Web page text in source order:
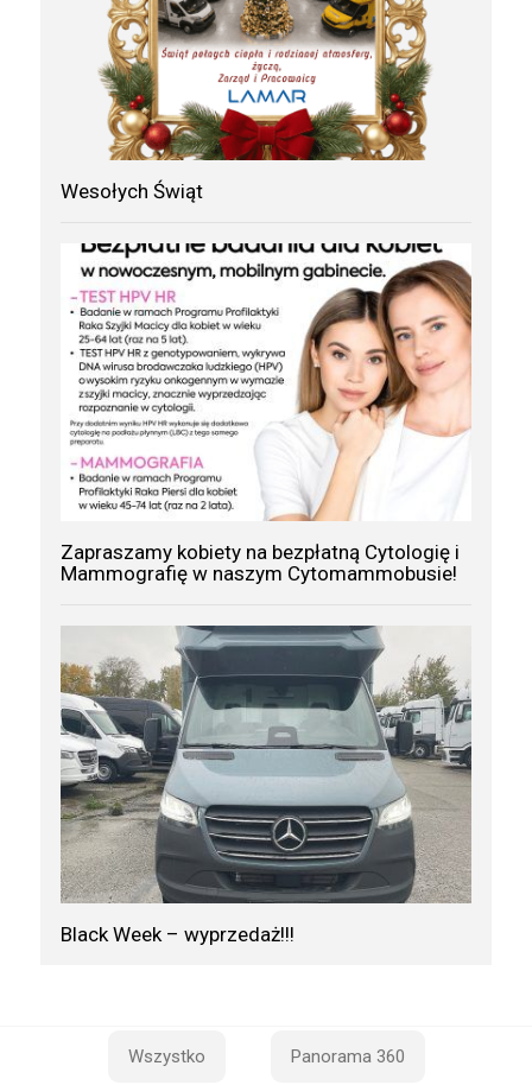
Wesołych Świąt
Zapraszamy kobiety na bezpłatną Cytologię i
Mammografię w naszym Cytomammobusie!
Black Week – wyprzedaż!!!
Wszystko Panorama 360